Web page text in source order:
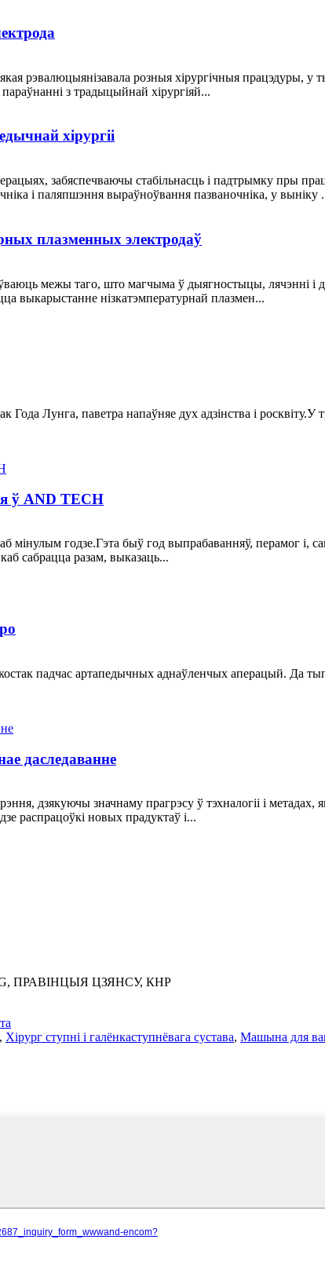
рэвалюцыянізавала розныя хірургічныя працэдуры, у
з традыцыйнай хірургіяй...
хірургіі
забяспечваючы стабільнасць і падтрымку пры
і паляпшэння выраўноўвання пазваночніка, у выніку
плазменных электродаў
межы таго, што магчыма ў дыягностыцы, лячэнні і
выкарыстанне нізкатэмпературнай плазмен...
Года Лунга, паветра напаўняе дух адзінства і
ў AND TECH
мінулым годзе.Гэта быў год выпрабаванняў, перамог і,
сабрацца разам, выказаць...
падчас артапедычных аднаўленчых аперацый. Да
даследаванне
дзякуючы значнаму прагрэсу ў тэхналогіі і метадах,
распрацоўкі новых прадуктаў і...
ПРАВІНЦЫЯ ЦЗЯНСУ, КНР
, Хірург ступні і галёнкаступнёвага сустава, Машына для